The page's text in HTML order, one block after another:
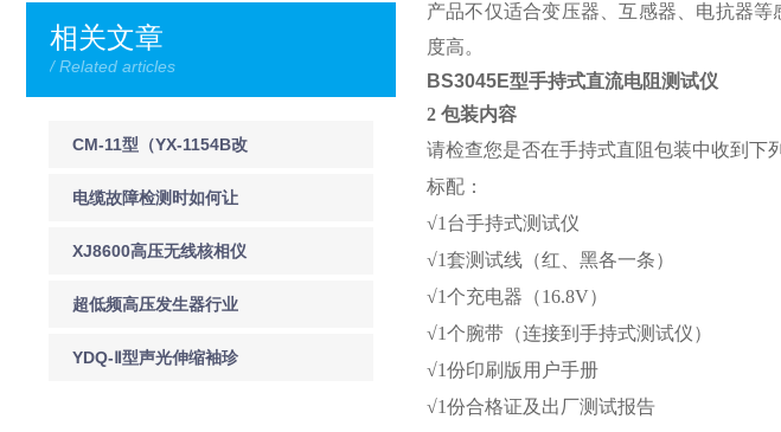
相关文章
/ Related articles
CM-11型（YX-1154B改
进）精密宽量程油料
（液态烃）电导率测定
电缆故障检测时如何让
检测效果做到事半功倍
XJ8600高压无线核相仪
上海徐吉电气
超低频高压发生器行业
的突破性发展
YDQ-Ⅱ型声光伸缩袖珍
产品不仅适合变压器、互感器、电抗器
度高。
BS3045E型手持式直流电阻测试仪
2 包装内容
请检查您是否在手持式直阻包装中收到下
标配：
√1台手持式测试仪
√1套测试线（红、黑各一条）
√1个充电器（16.8V）
√1个腕带（连接到手持式测试仪）
√1份印刷版用户手册
√1份合格证及出厂测试报告